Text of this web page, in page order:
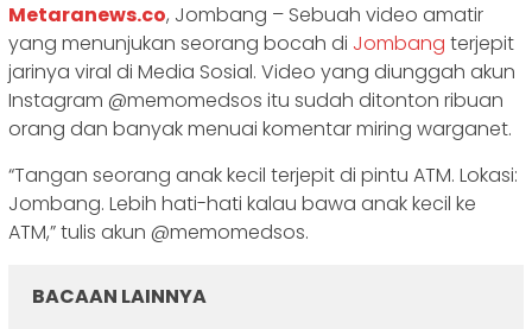
Metaranews.co, Jombang – Sebuah video amatir
yang menunjukan seorang bocah di Jombang terjepit
jarinya viral di Media Sosial. Video yang diunggah akun
Instagram @memomedsos itu sudah ditonton ribuan
orang dan banyak menuai komentar miring warganet.
“Tangan seorang anak kecil terjepit di pintu ATM. Lokasi:
Jombang. Lebih hati-hati kalau bawa anak kecil ke
ATM,” tulis akun @memomedsos.
BACAAN LAINNYA